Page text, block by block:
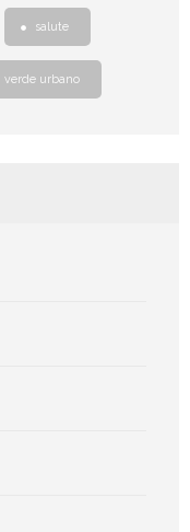
salute
verde urbano